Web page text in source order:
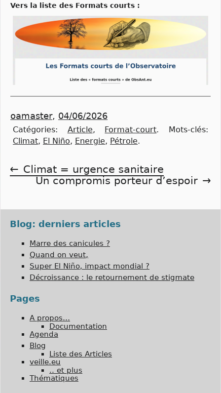
vers la liste des Formats courts :
oamaster, 04/06/2026
Catégories: Article, Format-court. Mots-clés:
Climat, El Niño, Energie, Pétrole.
Navigation
l’article
Climat = urgence sanitaire
Un compromis porteur d’espoir
Blog: derniers articles
Marre des canicules ?
Quand on veut,
Super El Niño, impact mondial ?
Décroissance : le retournement de stigmate
Pages
A propos…
Documentation
Agenda
Blog
Liste des Articles
veille.eu
.. et plus
Thématiques